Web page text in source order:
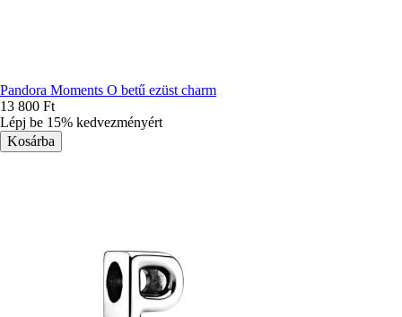
Pandora Moments O betű ezüst charm
13 800 Ft
Lépj be 15% kedvezményért